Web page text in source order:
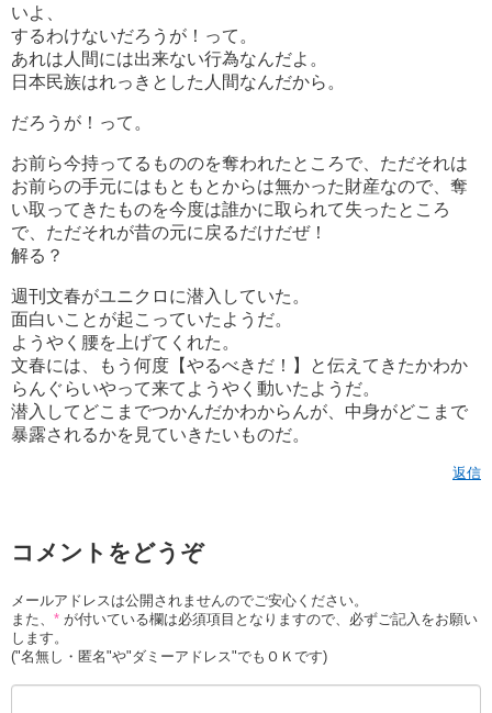
いよ、
するわけないだろうが！って。
あれは人間には出来ない行為なんだよ。
日本民族はれっきとした人間なんだから。
だろうが！って。
お前ら今持ってるもののを奪われたところで、ただそれは
お前らの手元にはもともとからは無かった財産なので、奪
い取ってきたものを今度は誰かに取られて失ったところ
で、ただそれが昔の元に戻るだけだぜ！
解る？
週刊文春がユニクロに潜入していた。
面白いことが起こっていたようだ。
ようやく腰を上げてくれた。
文春には、もう何度【やるべきだ！】と伝えてきたかわか
らんぐらいやって来てようやく動いたようだ。
潜入してどこまでつかんだかわからんが、中身がどこまで
暴露されるかを見ていきたいものだ。
返信
コメントをどうぞ
メールアドレスは公開されませんのでご安心ください。
また、 * が付いている欄は必須項目となりますので、必ずご記入をお願い
します。
("名無し・匿名"や"ダミーアドレス"でもＯＫです)